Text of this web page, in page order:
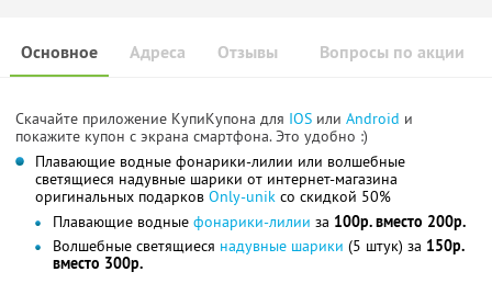
Основное Отзывы Вопросы по акции
Адреса
Скачайте приложение КупиКупона для IOS или Android и
покажите купон с экрана смартфона. Это удобно :)
Плавающие водные фонарики-лилии или волшебные
светящиеся надувные шарики от интернет-магазина
оригинальных подарков Only-unik со скидкой 50%
Плавающие водные фонарики-лилии за 100р. вместо 200р.
Волшебные светящиеся надувные шарики (5 штук) за 150р.
вместо 300р.